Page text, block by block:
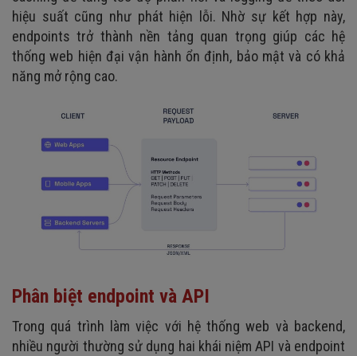
hiệu suất cũng như phát hiện lỗi. Nhờ sự kết hợp này,
endpoints trở thành nền tảng quan trọng giúp các hệ
thống web hiện đại vận hành ổn định, bảo mật và có khả
năng mở rộng cao.
Phân biệt endpoint và API
Trong quá trình làm việc với hệ thống web và backend,
nhiều người thường sử dụng hai khái niệm API và endpoint